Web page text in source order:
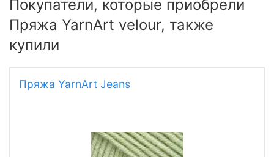
Покупатели, которые приобрели
Пряжа YarnArt velour, также
купили
Пряжа YarnArt Jeans